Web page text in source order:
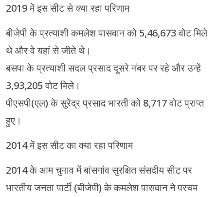
2019 में इस सीट से क्या रहा परिणाम
बीजेपी के प्रत्याशी कमलेश पासवान को 5,46,673 वोट मिले
थे और वे यहां से जीते थे।
बसपा के प्रत्याशी सदल प्रसाद दूसरे नंबर पर रहे और उन्हें
3,93,205 वोट मिले।
पीएसपी(एल) के सुरेंद्र प्रसाद भारती को 8,717 वोट प्राप्त
हुए।
2014 में इस सीट का क्या रहा परिणाम
2014 के आम चुनाव में बांसगांव सुरक्षित संसदीय सीट पर
भारतीय जनता पार्टी (बीजेपी) के कमलेश पासवान ने परचम